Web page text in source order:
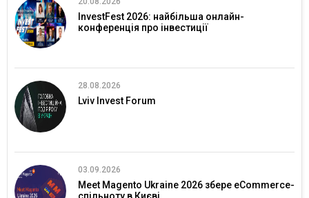
InvestFest 2026: найбільша онлайн-
конференція про інвестиції
28.08.2026
Lviv Invest Forum
03.09.2026
Meet Magento Ukraine 2026 збере eCommerce-